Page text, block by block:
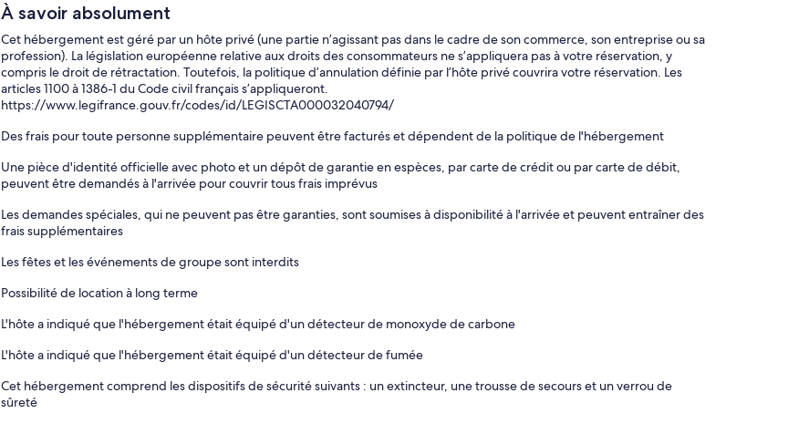
À savoir absolument
Cet hébergement est géré par un hôte privé (une partie n’agissant pas dans le cadre de son commerce, son entreprise ou sa
profession). La législation européenne relative aux droits des consommateurs ne s’appliquera pas à votre réservation, y
compris le droit de rétractation. Toutefois, la politique d’annulation définie par l’hôte privé couvrira votre réservation. Les
articles 1100 à 1386-1 du Code civil français s’appliqueront.
https://www.legifrance.gouv.fr/codes/id/LEGISCTA000032040794/
Des frais pour toute personne supplémentaire peuvent être facturés et dépendent de la politique de l'hébergement
Une pièce d'identité officielle avec photo et un dépôt de garantie en espèces, par carte de crédit ou par carte de débit,
peuvent être demandés à l'arrivée pour couvrir tous frais imprévus
Les demandes spéciales, qui ne peuvent pas être garanties, sont soumises à disponibilité à l'arrivée et peuvent entraîner des
frais supplémentaires
Les fêtes et les événements de groupe sont interdits
Possibilité de location à long terme
L'hôte a indiqué que l'hébergement était équipé d'un détecteur de monoxyde de carbone
L'hôte a indiqué que l'hébergement était équipé d'un détecteur de fumée
Cet hébergement comprend les dispositifs de sécurité suivants : un extincteur, une trousse de secours et un verrou de
sûreté